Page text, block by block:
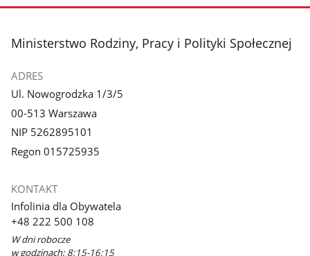
stopka
Ministerstwo Rodziny, Pracy i Polityki Społecznej
ADRES
Ul. Nowogrodzka 1/3/5
00-513 Warszawa
NIP 5262895101
Regon 015725935
KONTAKT
Infolinia dla Obywatela
+48 222 500 108
W dni robocze
w godzinach: 8:15-16:15